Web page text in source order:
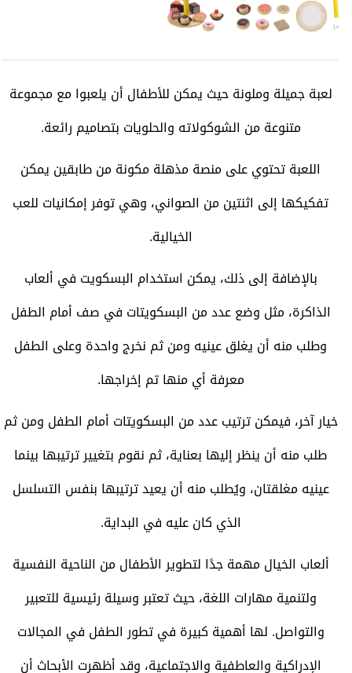
لعبة جميلة وملونة حيث يمكن للأطفال أن يلعبوا مع مجموعة
متنوعة من الشوكولاته والحلويات بتصاميم رائعة.
اللعبة تحتوي على منصة مذهلة مكونة من طابقين يمكن
تفكيكها إلى اثنتين من الصواني، وهي توفر إمكانيات للعب
الخيالية.
بالإضافة إلى ذلك، يمكن استخدام البسكويت في ألعاب
الذاكرة، مثل وضع عدد من البسكويتات في صف أمام الطفل
وطلب منه أن يغلق عينيه ومن ثم نخرج واحدة وعلى الطفل
معرفة أي منها تم إخراجها.
خيار آخر، فيمكن ترتيب عدد من البسكويتات أمام الطفل ومن ثم
طلب منه أن ينظر إليها بعناية، ثم نقوم بتغيير ترتيبها بينما
عينيه مغلقتان، ويُطلب منه أن يعيد ترتيبها بنفس التسلسل
الذي كان عليه في البداية.
ألعاب الخيال مهمة جدًا لتطوير الأطفال من الناحية النفسية
ولتنمية مهارات اللغة، حيث تعتبر وسيلة رئيسية للتعبير
والتواصل. لها أهمية كبيرة في تطور الطفل في المجالات
الإدراكية والعاطفية والاجتماعية، وقد أظهرت الأبحاث أن